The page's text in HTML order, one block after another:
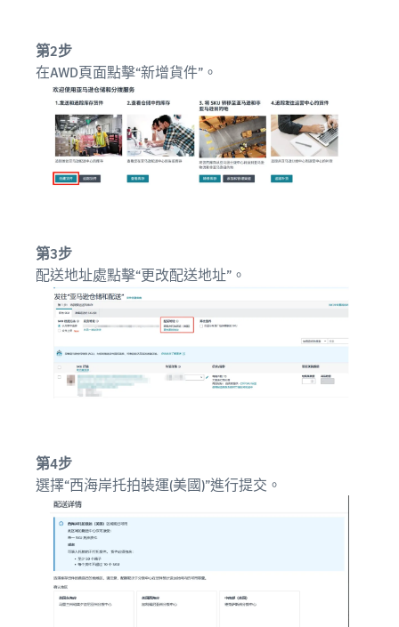
第2步
在AWD頁面點擊“新增貨件”。
第3步
配送地址處點擊“更改配送地址”。
第4步
選擇“西海岸托拍裝運(美國)”進行提交。